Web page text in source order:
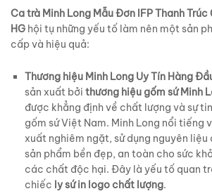
Ca trà Minh Long Mẫu Đơn IFP Thanh
HG hội tụ những yếu tố làm nên một sản
cấp và hiệu quả:
Thương hiệu Minh Long Uy Tín Hàng
sản xuất bởi thương hiệu gốm sứ Minh
được khẳng định về chất lượng và sự
gốm sứ Việt Nam. Minh Long nổi tiếng
xuất nghiêm ngặt, sử dụng nguyên
sản phẩm bền đẹp, an toàn cho sức
các chất độc hại. Đây là yếu tố quan
chiếc ly sứ in logo chất lượng.